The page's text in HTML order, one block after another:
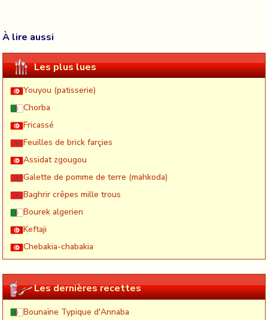
À lire aussi
Les plus lues
Youyou (patisserie)
Chorba
Fricassé
Feuilles de brick farçies
Assidat zgougou
Galette de pomme de terre (mahkoda)
Baghrir crêpes mille trous
Bourek algerien
Keftaji
Chebakia-chabakia
Les dernières recettes
Bounaïne Typique d'Annaba